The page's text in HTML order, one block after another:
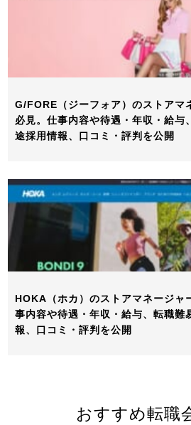
G/FORE（ジーフォア）のストアマ
必見。仕事内容や待遇・年収・給与
途採用情報、口コミ・評判を公開
HOKA（ホカ）のストアマネージャ
事内容や待遇・年収・給与、転職難
報、口コミ・評判を公開
おすすめ転職